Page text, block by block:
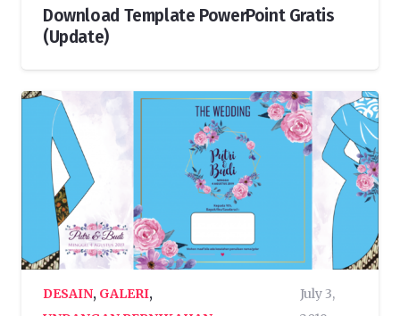
Download Template PowerPoint Gratis
(Update)
DESAIN, GALERI,
July 3,